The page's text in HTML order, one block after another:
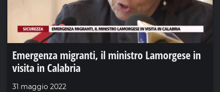
Emergenza migranti, il ministro Lamorgese in
visita in Calabria
31 maggio 2022